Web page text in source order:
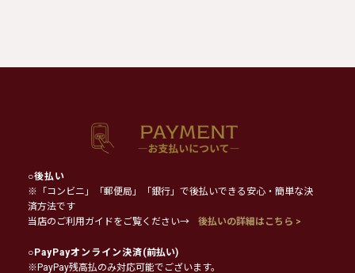
○後払い
※「コンビニ」「郵便局」「銀行」で後払いできる安心・簡単な決
済方法です
当店のご利用ガイドをご覧ください→
後払いの詳細はこちら >
○PayPayオンライン決済(前払い)
※PayPay残高払のみ対応可能でございます。